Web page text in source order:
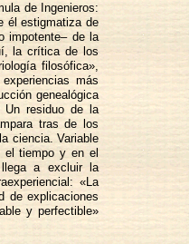
de Ingenieros:
él estigmatiza de
impotente– de la
la crítica de los
filosófica»,
más
genealógica
Un residuo de la
tras de los
ciencia. Variable
el tiempo y en el
llega a excluir la
«La
de explicaciones
y perfectible»